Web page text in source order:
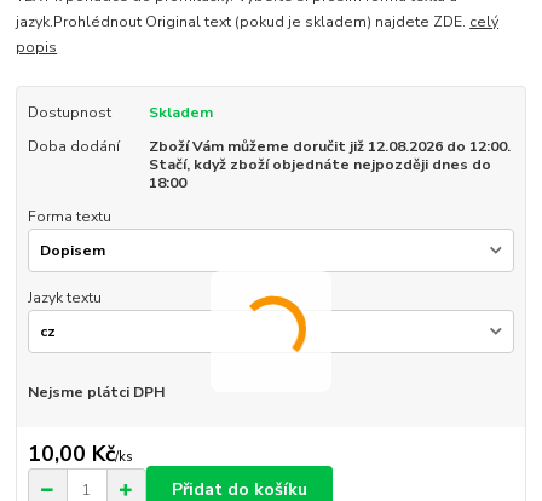
jazyk.Prohlédnout Original text (pokud je skladem) najdete ZDE. celý
popis
Dostupnost
Skladem
Doba dodání
Zboží Vám můžeme doručit již 12.08.2026 do 12:00.
Stačí, když zboží objednáte nejpozději dnes do
18:00
Forma textu
Jazyk textu
Nejsme plátci DPH
10,00 Kč/ks
Přidat do košíku